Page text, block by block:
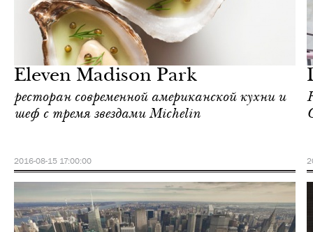
Eleven Madison Park
ресторан современной американской кухни и
шеф с тремя звездами Michelin
2016-08-15 17:00:00
Йорк